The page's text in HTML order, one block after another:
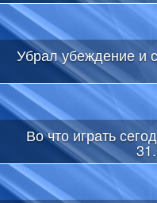
Убрал убеждение и
Во что играть